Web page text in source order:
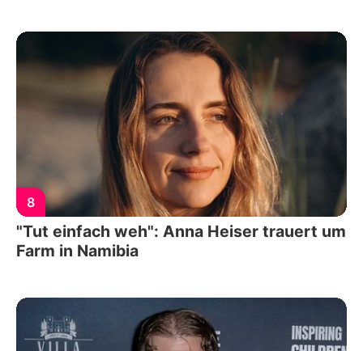
8
"Tut einfach weh": Anna Heiser trauert um
Farm in Namibia